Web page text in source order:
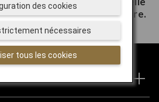
tous les cookies
nécessaires
des cookies